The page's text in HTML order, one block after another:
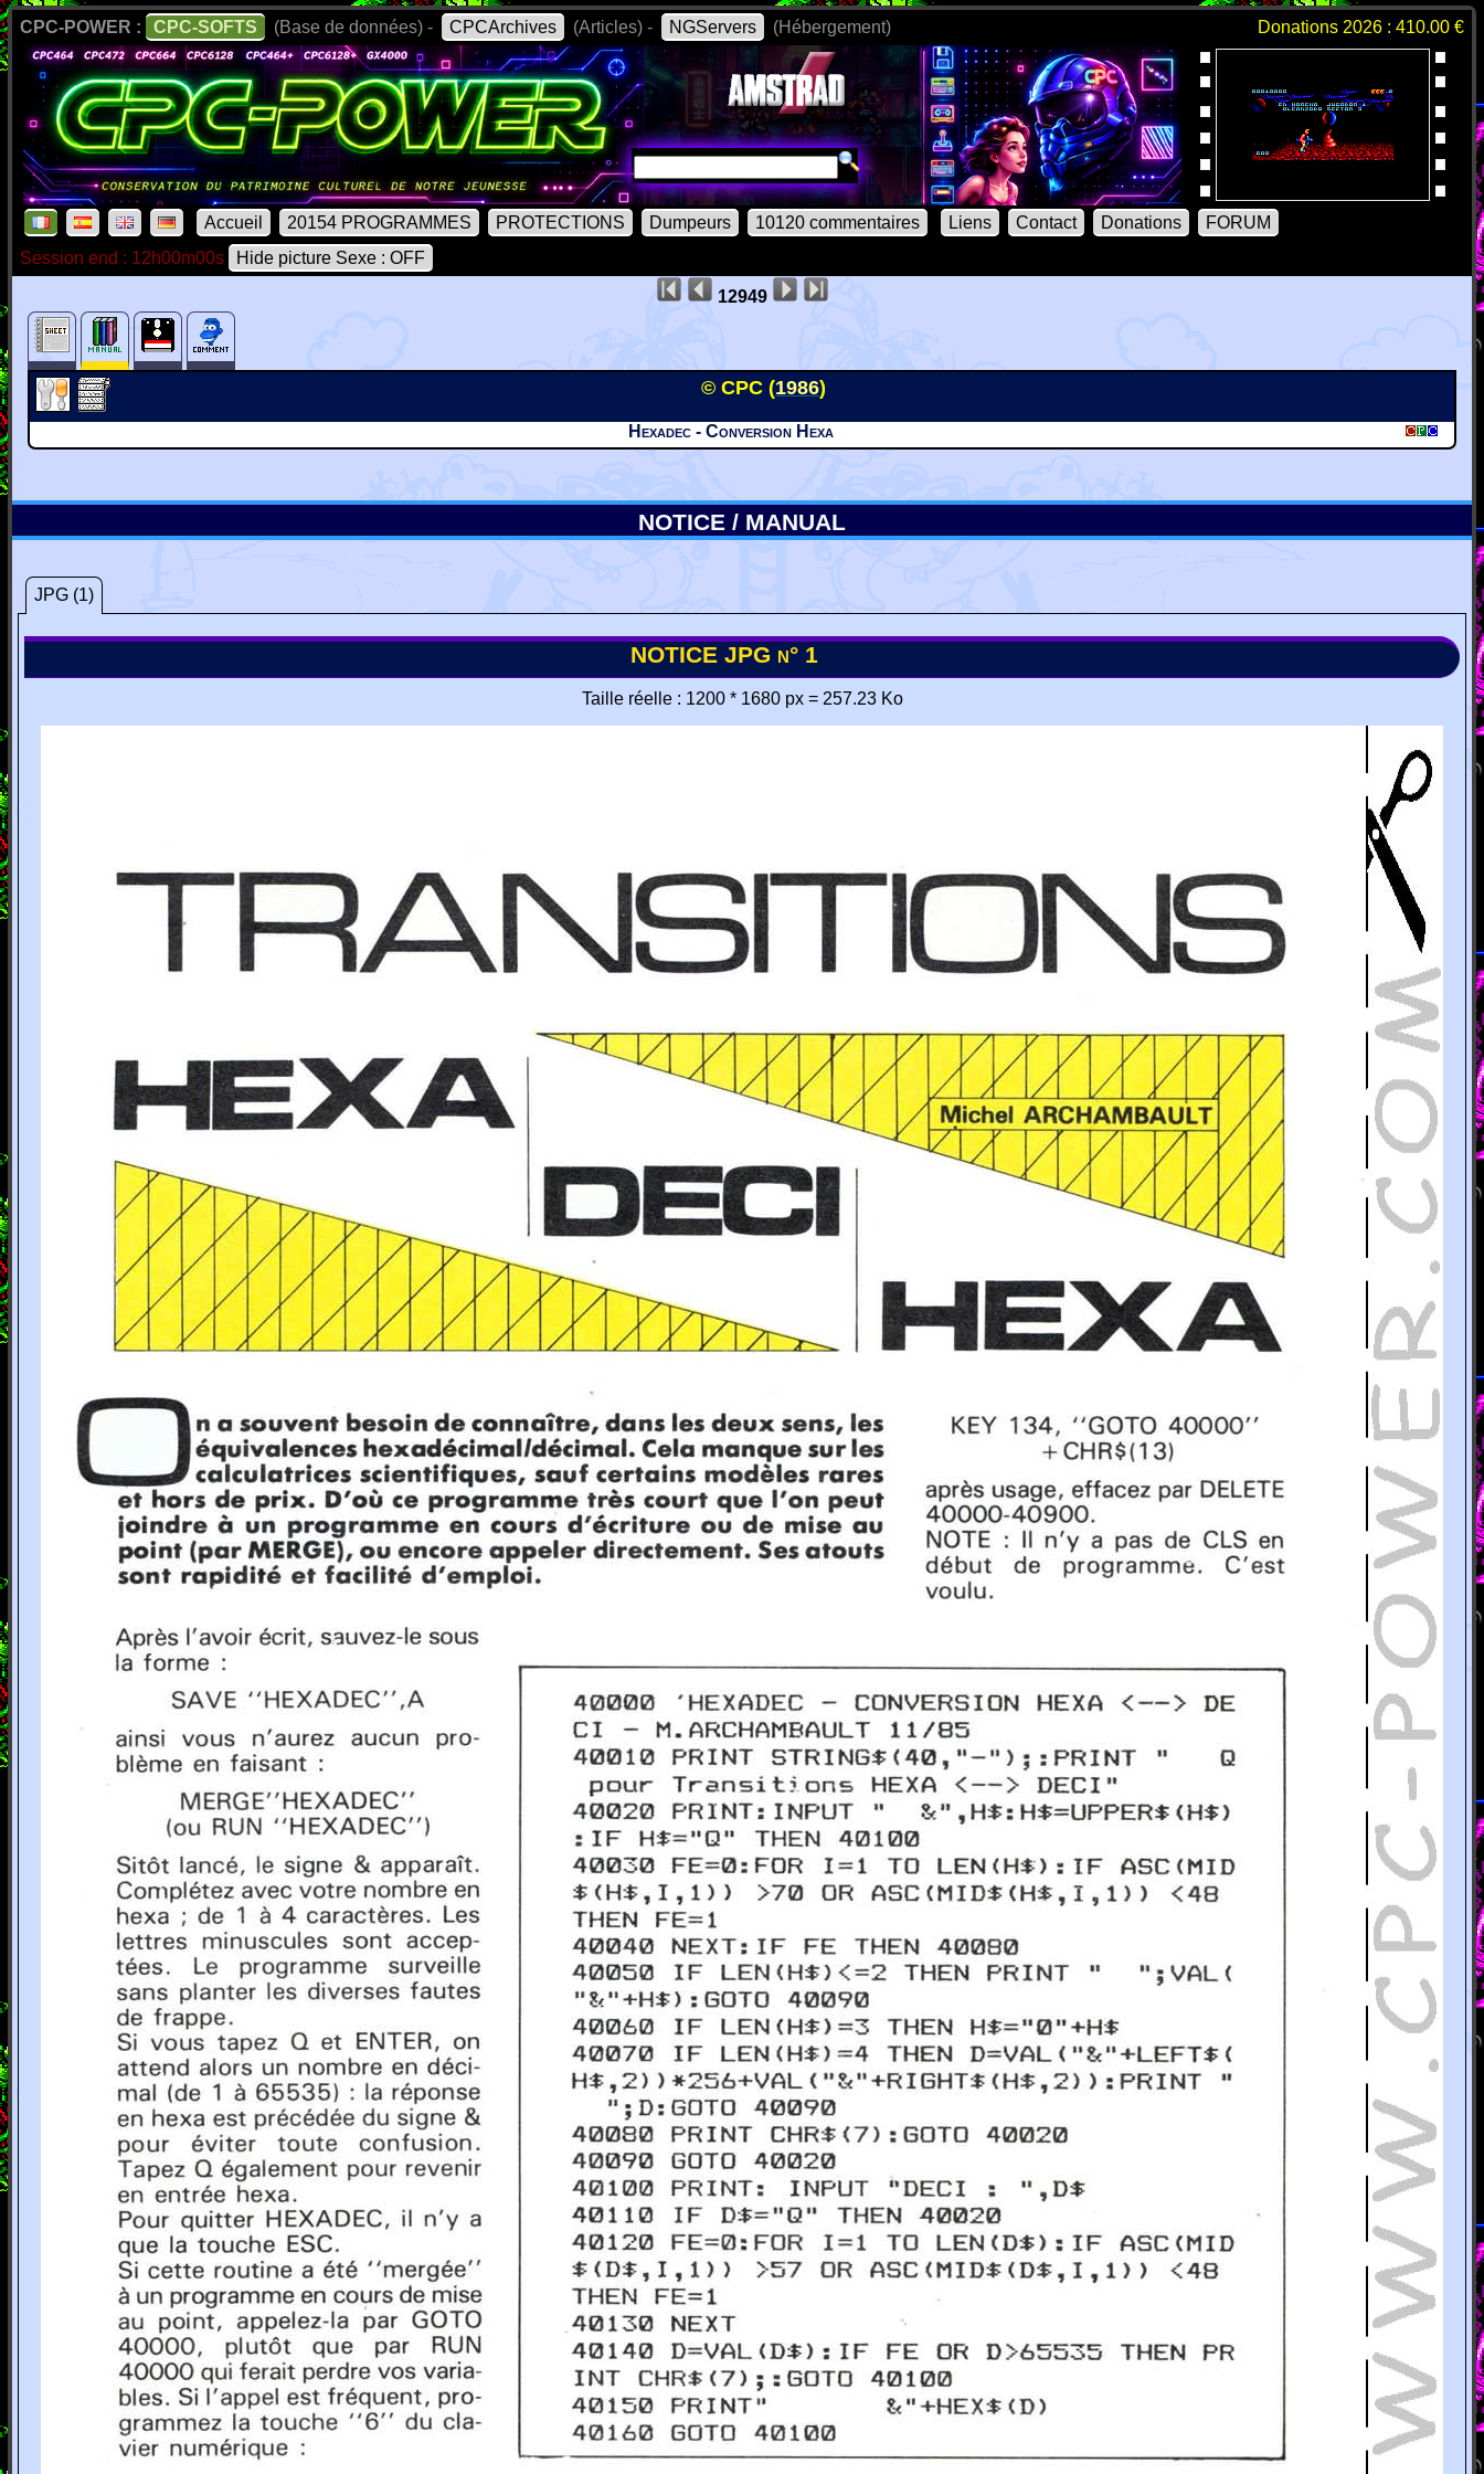
CPC-POWER : CPC-SOFTS (Base de données) - CPCArchives (Articles) - NGServers (Hébergement) Donations 2026 : 410.00 €
Accueil 20154 PROGRAMMES PROTECTIONS Dumpeurs 10120 commentaires Liens Contact Donations
FORUM
Session end : 12h00m00s
Hide picture Sexe : OFF
12949
© CPC (1986)
Hexadec - Conversion Hexa
NOTICE / MANUAL
JPG (1)
NOTICE JPG n° 1
Taille réelle : 1200 * 1680 px = 257.23 Ko